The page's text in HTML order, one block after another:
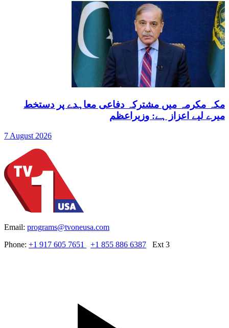
مکہ مکرمہ میں مشترکہ دفاعی معاہدے پر دستخط
میرے لیے اعزاز ہے: وزیراعظم
7 August 2026
Email: programs@tvoneusa.com
Phone: +1 917 605 7651 +1 855 886 6387 Ext 3